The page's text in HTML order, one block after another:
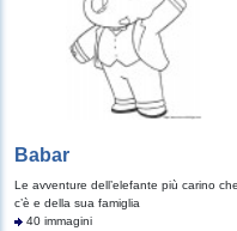
Babar
Le avventure dell’elefante più carino che
c’è e della sua famiglia
40 immagini